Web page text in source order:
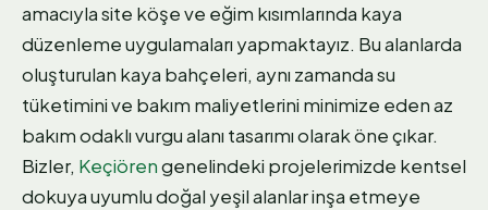
amacıyla site köşe ve eğim kısımlarında kaya
düzenleme uygulamaları yapmaktayız. Bu alanlarda
oluşturulan kaya bahçeleri, aynı zamanda su
tüketimini ve bakım maliyetlerini minimize eden az
bakım odaklı vurgu alanı tasarımı olarak öne çıkar.
Bizler, Keçiörengenelindeki projelerimizde kentsel
dokuya uyumlu doğal yeşil alanlar inşa etmeye